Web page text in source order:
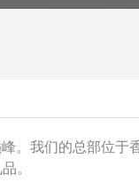
。我们的总部位于
。